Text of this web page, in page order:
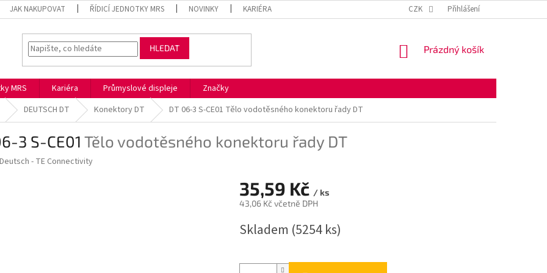
JAK NAKUPOVAT ŘÍDICÍ JEDNOTKY MRS NOVINKY KARIÉRA OBCHODNÍ PODMÍNKY
CZK Přihlášení
HLEDAT
NÁKUPNÍ
Prázdný košík
MRS Kariéra Průmyslové displeje
Značky
DEUTSCH DT Konektory DT DT 06-3 S-CE01 Tělo vodotěsného konektoru řady DT
3 S-CE01 Tělo vodotěsného konektoru řady DT
Deutsch - TE Connectivity
35,59 Kč / ks
43,06 Kč včetně DPH
cena:
Skladem (5254 ks)